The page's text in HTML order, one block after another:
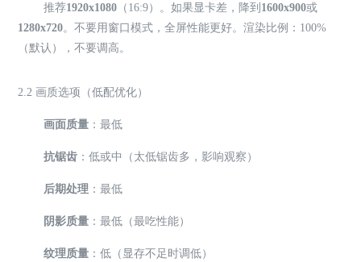
推荐1920x1080 （16:9）。如果显卡差，降到 1600x900或
1280x720。不要用窗口模式，全屏性能更好。渲染比例：100%
（默认），不要调高。
2.2 画质选项（低配优化）
画面质量 ：最低
抗锯齿 ：低或中（太低锯齿多，影响观察）
后期处理 ：最低
阴影质量 ：最低（最吃性能）
纹理质量 ：低（显存不足时调低）